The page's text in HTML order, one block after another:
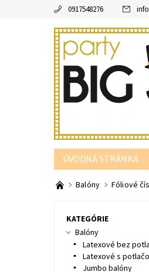
0917548276 info
ÚVODNÁ STRÁNKA
PARTY PODĽA FARBY
Balóny Fóliové
KATEGÓRIE
Balóny
Latexové bez
Latexové s
Jumbo balóny